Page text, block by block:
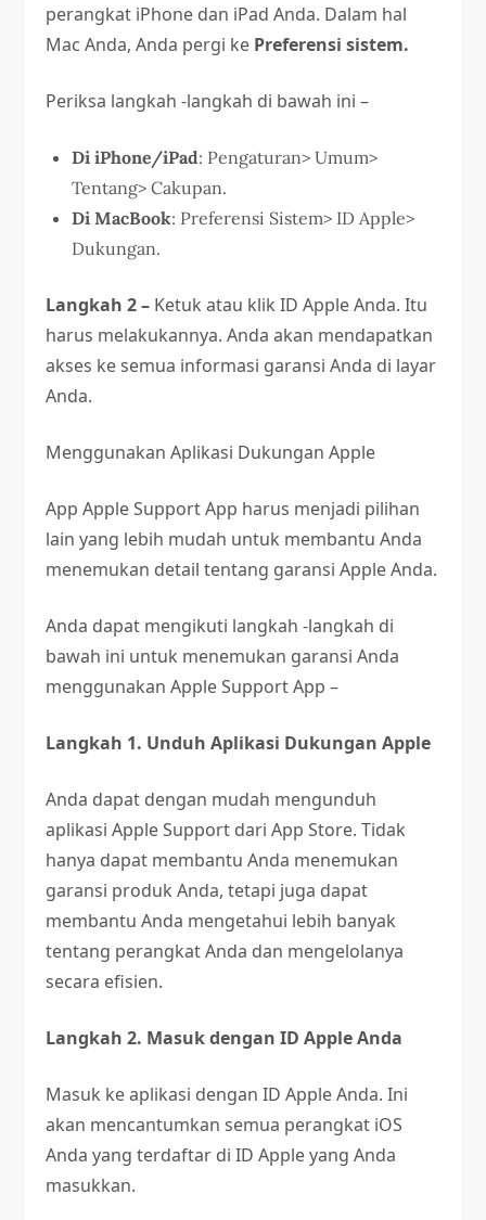
perangkat iPhone dan iPad Anda. Dalam hal
Mac Anda, Anda pergi ke Preferensi sistem.
Periksa langkah -langkah di bawah ini –
Di iPhone/iPad: Pengaturan> Umum>
Tentang> Cakupan.
Di MacBook: Preferensi Sistem> ID Apple>
Dukungan.
Langkah 2 – Ketuk atau klik ID Apple Anda. Itu
harus melakukannya. Anda akan mendapatkan
akses ke semua informasi garansi Anda di layar
Anda.
Menggunakan Aplikasi Dukungan Apple
App Apple Support App harus menjadi pilihan
lain yang lebih mudah untuk membantu Anda
menemukan detail tentang garansi Apple Anda.
Anda dapat mengikuti langkah -langkah di
bawah ini untuk menemukan garansi Anda
menggunakan Apple Support App –
Langkah 1. Unduh Aplikasi Dukungan Apple
Anda dapat dengan mudah mengunduh
aplikasi Apple Support dari App Store. Tidak
hanya dapat membantu Anda menemukan
garansi produk Anda, tetapi juga dapat
membantu Anda mengetahui lebih banyak
tentang perangkat Anda dan mengelolanya
secara efisien.
Langkah 2. Masuk dengan ID Apple Anda
Masuk ke aplikasi dengan ID Apple Anda. Ini
akan mencantumkan semua perangkat iOS
Anda yang terdaftar di ID Apple yang Anda
masukkan.